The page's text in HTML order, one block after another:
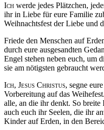
Ich werde jedes Plätzchen,
ihr in Liebe für eure Familie
Weihnachtsfest der Liebe und
Friede den Menschen auf
durch eure ausgesandten
Engel stehen neben euch, um
sie am nötigsten gebraucht
Ich, Jesus Christus, segne
Vorbereitung auf das Weihefest.
alle, an die ihr denkt. So breite
auch euch ihr Seelen, die ihr
Kinder auf Erden, in den